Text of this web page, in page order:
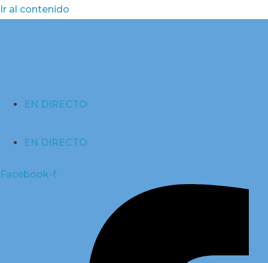
Ir al contenido
EN DIRECTO
EN DIRECTO
Facebook-f